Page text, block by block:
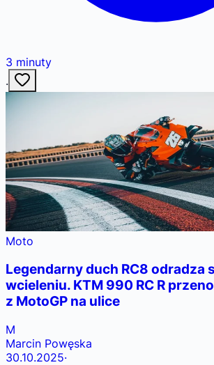
3 minuty
·
Moto
Legendarny duch RC8 odradza
wcieleniu. KTM 990 RC R
z MotoGP na ulice
M
Marcin Powęska
30.10.2025·